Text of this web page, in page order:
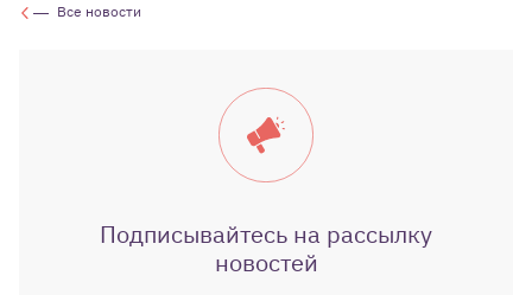
Все новости
Подписывайтесь на рассылку
новостей